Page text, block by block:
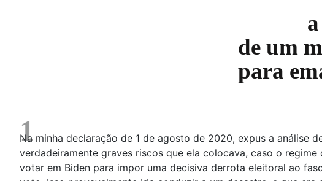
de um
para
1
Na minha declaração de 1 de agosto de 2020, expus a análise
verdadeiramente graves riscos que ela colocava, caso o
votar em Biden para impor uma decisiva derrota eleitoral ao